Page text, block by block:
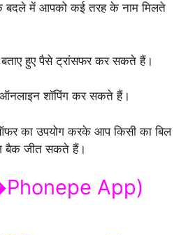
बदले में आपको कई तरह के नाम मिलते
बताए हुए पैसे ट्रांसफर कर सकते हैं।
शॉपिंग कर सकते हैं।
का उपयोग करके आप किसी का बिल
जीत सकते हैं।
App)